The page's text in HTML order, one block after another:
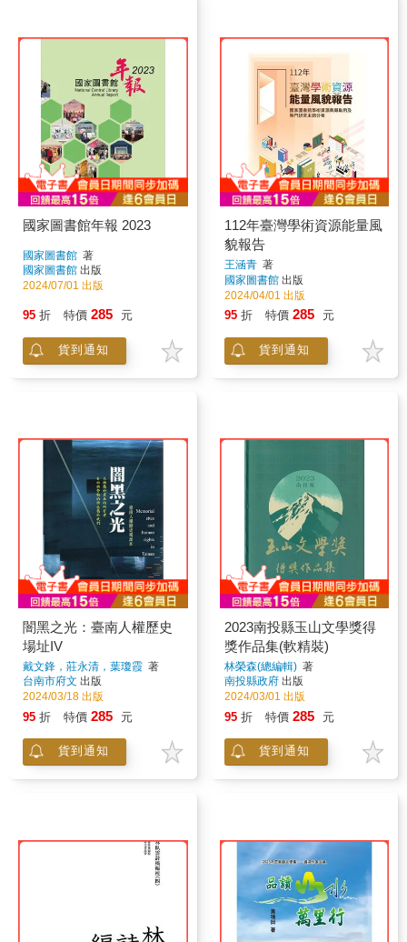
國家圖書館年報 2023
國家圖書館 著
國家圖書館 出版
2024/07/01 出版
95 折 特價 285 元
貨到通知
112年臺灣學術資源能量風
貌報告
王涵青著
國家圖書館出版
2024/04/01 出版
95 折 特價 285 元
貨到通知
闇黑之光：臺南人權歷史
場址IV
戴文鋒，莊永清，葉瓊霞 著
台南市府文 出版
2024/03/18 出版
95 折 特價 285 元
貨到通知
2023南投縣玉山文學獎得
獎作品集(軟精裝)
林榮森(總編輯)著
南投縣政府出版
2024/03/01 出版
95 折 特價 285 元
貨到通知